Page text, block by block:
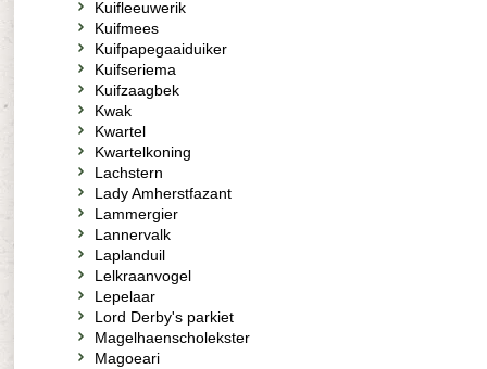
Kuifleeuwerik
Kuifmees
Kuifpapegaaiduiker
Kuifseriema
Kuifzaagbek
Kwak
Kwartel
Kwartelkoning
Lachstern
Lady Amherstfazant
Lammergier
Lannervalk
Laplanduil
Lelkraanvogel
Lepelaar
Lord Derby's parkiet
Magelhaenscholekster
Magoeari